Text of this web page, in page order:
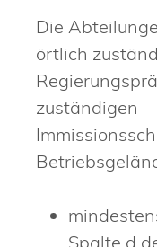
Die
örtlich
zuständigen
Spalte d